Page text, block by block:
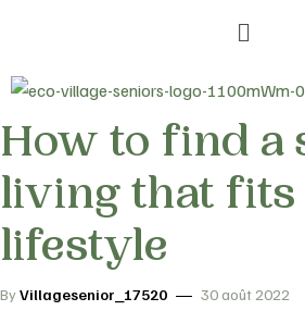
How to find a
living that
lifestyle
ByVillagesenior_17520 30 août 2022